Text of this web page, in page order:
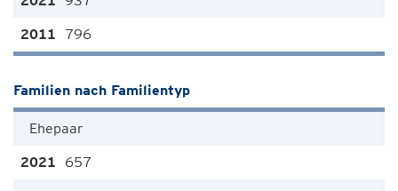
796
Familien nach Familientyp
Ehepaar
657